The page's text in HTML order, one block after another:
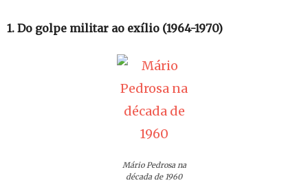
1. Do golpe militar ao exílio (1964-1970)
Mário Pedrosa na
década de 1960